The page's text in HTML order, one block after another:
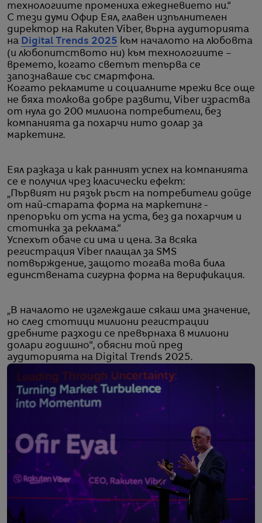
технологиите промениха ежедневието ни.“
С тези думи Офир Еял, главен изпълнителен
директор на Rakuten Viber, върна аудиторията
на Digital Trends 2025 към началото на любовта
(и любопитството ни) към технологиите –
времето, когато светът тепърва се
запознаваше със смартфона.
Когато рекламите и социалните мрежи все още
не бяха толкова добре развити, Viber израства
от нула до 200 милиона потребители, без
компанията да похарчи нито долар за
маркетинг.
Еял разказа и как ранният успех на компанията
се е получил чрез класически ефект:
„Първият ни рязък ръст на потребители дойде
от най-старата форма на маркетинг -
препоръки от уста на уста, без да похарчим и
стотинка за реклама.“
Успехът обаче си има и цена. За всяка
регистрация Viber плащал за SMS
потвърждение, защото тогава това била
единствената сигурна форма на верификация.
„В началото не изглеждаше сякаш има значение,
но след стотици милиони регистрации
дребните разходи се превърнаха в милиони
долари годишно“, обясни той пред
аудиторията на Digital Trends 2025.